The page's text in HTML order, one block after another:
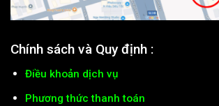
Chính sách và Quy định :
Điều khoản dịch vụ
Phương thức thanh toán